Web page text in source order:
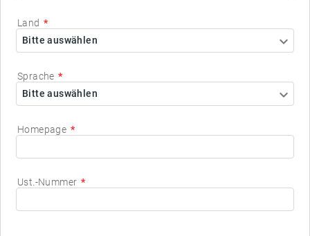
Land
Bitte auswählen
Sprache
Bitte auswählen
Homepage
Ust.-Nummer